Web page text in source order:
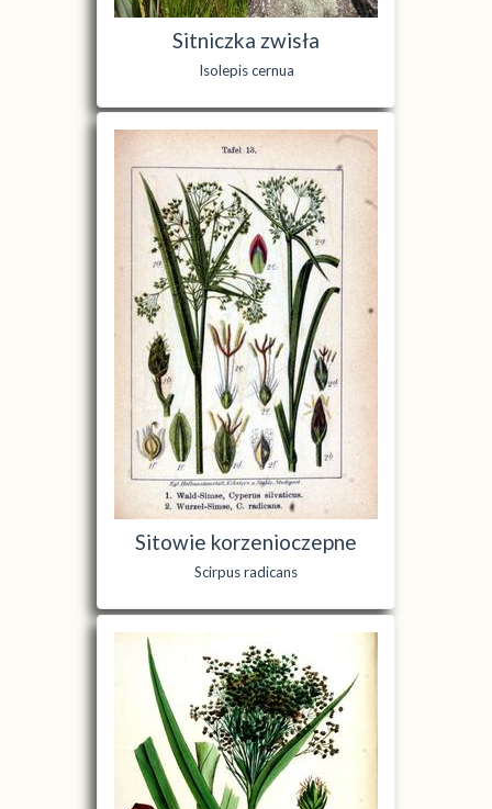
Sitniczka zwisła
Isolepis cernua
Sitowie korzenioczepne
Scirpus radicans